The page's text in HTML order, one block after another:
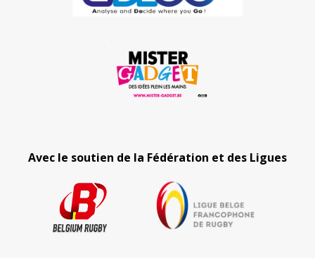
Avec le soutien de la Fédération et des Ligues